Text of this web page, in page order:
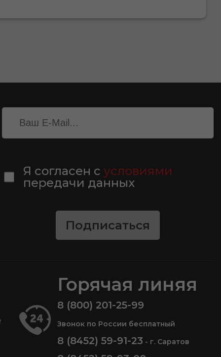
Я согласен сусловиями
передачи данных
Подписаться
Горячая линяя
8 (800) 201-25-99
Звонок по России бесплатный
8 (8452) 59-91-23 - г. Саратов